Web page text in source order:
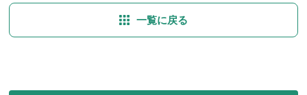
一覧に戻る